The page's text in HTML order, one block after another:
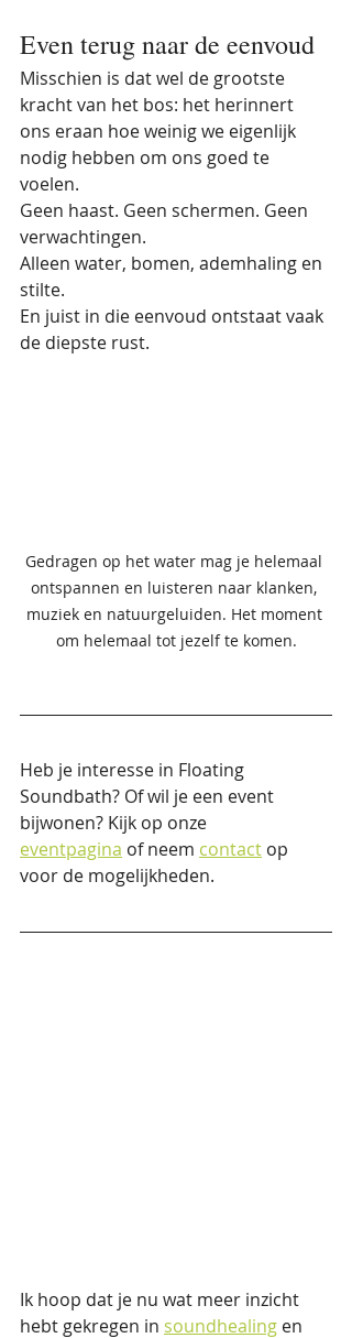
Even terug naar de eenvoud
Misschien is dat wel de grootste
kracht van het bos: het herinnert
ons eraan hoe weinig we eigenlijk
nodig hebben om ons goed te
voelen.
Geen haast. Geen schermen. Geen
verwachtingen.
Alleen water, bomen, ademhaling en
stilte.
En juist in die eenvoud ontstaat vaak
de diepste rust.
Gedragen op het water mag je helemaal
ontspannen en luisteren naar klanken,
muziek en natuurgeluiden. Het moment
om helemaal tot jezelf te komen.
Heb je interesse in Floating
Soundbath? Of wil je een event
bijwonen? Kijk op onze
eventpagina of neem contact op
voor de mogelijkheden.
Ik hoop dat je nu wat meer inzicht
hebt gekregen in soundhealing en